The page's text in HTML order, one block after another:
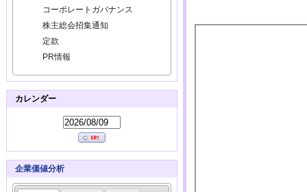
コーポレートガバナンス
株主総会招集通知
定款
PR情報
カレンダー
企業価値分析